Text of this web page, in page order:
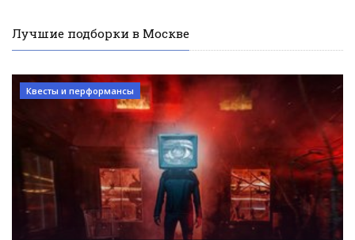
Лучшие подборки в Москве
Квесты и перформансы